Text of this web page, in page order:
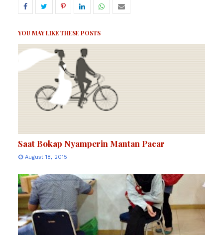
YOU MAY LIKE THESE POSTS
Saat Bokap Nyamperin Mantan Pacar
August 18, 2015